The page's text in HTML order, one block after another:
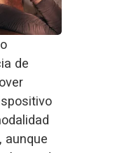
de
aunque